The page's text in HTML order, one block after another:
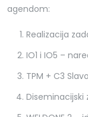
agendom:
Realizacija
IO1 i IO5 –
TPM + C3
Diseminacijski